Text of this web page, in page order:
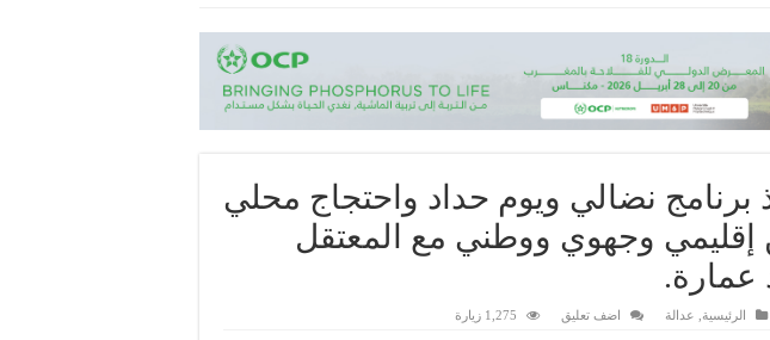
برنامج نضالي ويوم حداد واحتجاج محلي
إقليمي وجهوي ووطني مع المعتقل
عمارة.
الرئيسية عدالة اضف تعليق 1,275 زيارة